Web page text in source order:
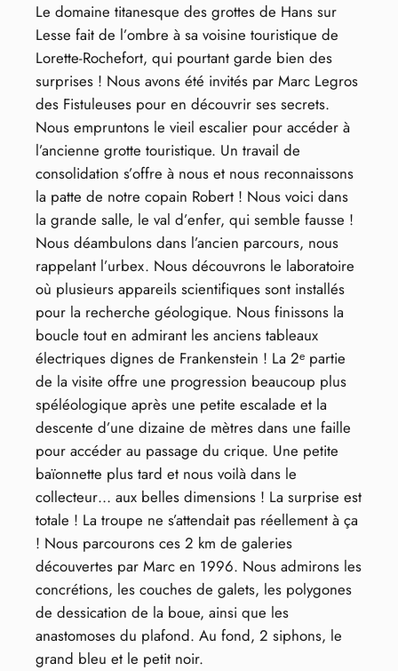
Le domaine titanesque des grottes de Hans sur
Lesse fait de l’ombre à sa voisine touristique de
Lorette-Rochefort, qui pourtant garde bien des
surprises ! Nous avons été invités par Marc Legros
des Fistuleuses pour en découvrir ses secrets.
Nous empruntons le vieil escalier pour accéder à
l’ancienne grotte touristique. Un travail de
consolidation s’offre à nous et nous reconnaissons
la patte de notre copain Robert ! Nous voici dans
la grande salle, le val d’enfer, qui semble fausse !
Nous déambulons dans l’ancien parcours, nous
rappelant l’urbex. Nous découvrons le laboratoire
où plusieurs appareils scientifiques sont installés
pour la recherche géologique. Nous finissons la
boucle tout en admirant les anciens tableaux
électriques dignes de Frankenstein ! La 2ᵉ partie
de la visite offre une progression beaucoup plus
spéléologique après une petite escalade et la
descente d’une dizaine de mètres dans une faille
pour accéder au passage du crique. Une petite
baïonnette plus tard et nous voilà dans le
collecteur… aux belles dimensions ! La surprise est
totale ! La troupe ne s’attendait pas réellement à ça
! Nous parcourons ces 2 km de galeries
découvertes par Marc en 1996. Nous admirons les
concrétions, les couches de galets, les polygones
de dessication de la boue, ainsi que les
anastomoses du plafond. Au fond, 2 siphons, le
grand bleu et le petit noir.